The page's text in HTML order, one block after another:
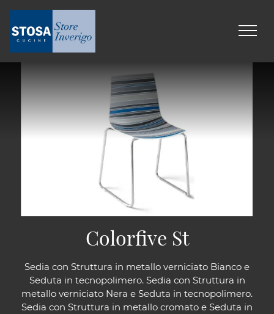
Sedia con Struttura in metallo verniciato Bianco e
Seduta in tecnopolimero. Sedia con Struttura in
metallo verniciato Nera e Seduta in tecnopolimero.
Sedia con Struttura in metallo cromato e Seduta in
Colorfive St